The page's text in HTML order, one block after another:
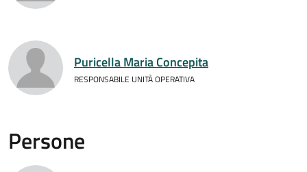
Puricella Maria Concepita
RESPONSABILE UNITÀ OPERATIVA
Persone